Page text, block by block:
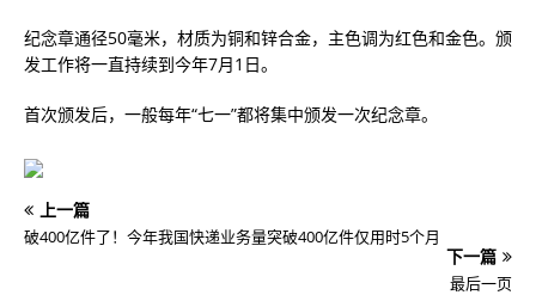
纪念章通径50毫米，材质为铜和锌合金，主色调为红色和金色。颁
发工作将一直持续到今年7月1日。
首次颁发后，一般每年“七一”都将集中颁发一次纪念章。
上一篇
破400亿件了！今年我国快递业务量突破400亿件仅用时5个月
下一篇
最后一页